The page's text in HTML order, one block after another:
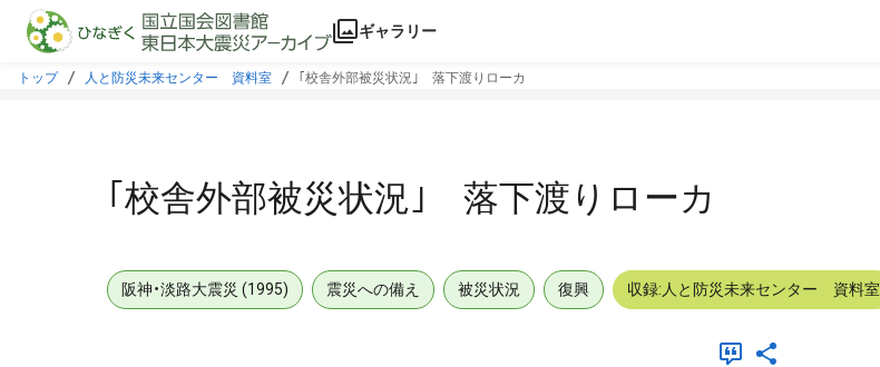
本文に飛ぶ
ギャラリー
トップ 人と防災未来センター 資料室 ｢校舎外部被災状況｣ 落下渡りローカ
｢校舎外部被災状況｣ 落下渡りローカ
阪神・淡路大震災 (1995) 震災への備え 被災状況 復興 収録:人と防災未来センター 資料室